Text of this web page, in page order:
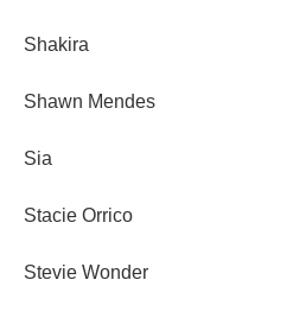
Shakira
Shawn Mendes
Sia
Stacie Orrico
Stevie Wonder